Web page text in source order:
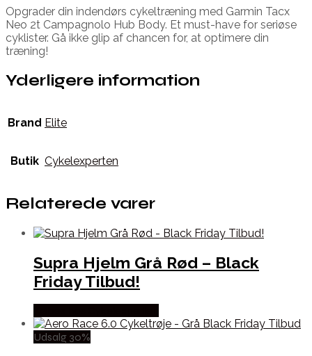
Opgrader din indendørs cykeltræning med Garmin Tacx
Neo 2t Campagnolo Hub Body. Et must-have for seriøse
cyklister. Gå ikke glip af chancen for, at optimere din
træning!
Yderligere information
Brand Elite
Butik Cykelexperten
Relaterede varer
Supra Hjelm Grå Rød – Black
Friday Tilbud!
Udsalg 30%